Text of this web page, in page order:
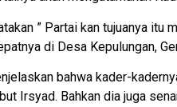
” Partai kan tujuanya itu
di Desa Kepulungan,
bahwa kader-
Irsyad. Bahkan dia juga